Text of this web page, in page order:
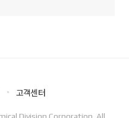
고객센터
Division Corporation. All